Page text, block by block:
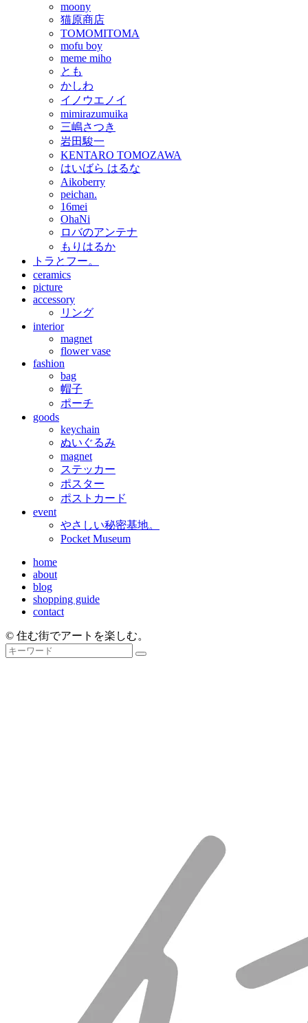
moony
猫原商店
TOMOMITOMA
mofu boy
meme miho
とも
かしわ
イノウエノイ
mimirazumuika
三嶋さつき
岩田駿一
KENTARO TOMOZAWA
はいばら はるな
Aikoberry
peichan.
16mei
OhaNi
ロバのアンテナ
もりはるか
トラとフー。
ceramics
picture
accessory
リング
interior
magnet
flower vase
fashion
bag
帽子
ポーチ
goods
keychain
ぬいぐるみ
magnet
ステッカー
ポスター
ポストカード
event
やさしい秘密基地。
Pocket Museum
home
about
blog
shopping guide
contact
© 住む街でアートを楽しむ。